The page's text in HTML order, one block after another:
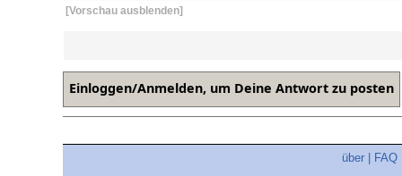
[Vorschau ausblenden]
über FAQ